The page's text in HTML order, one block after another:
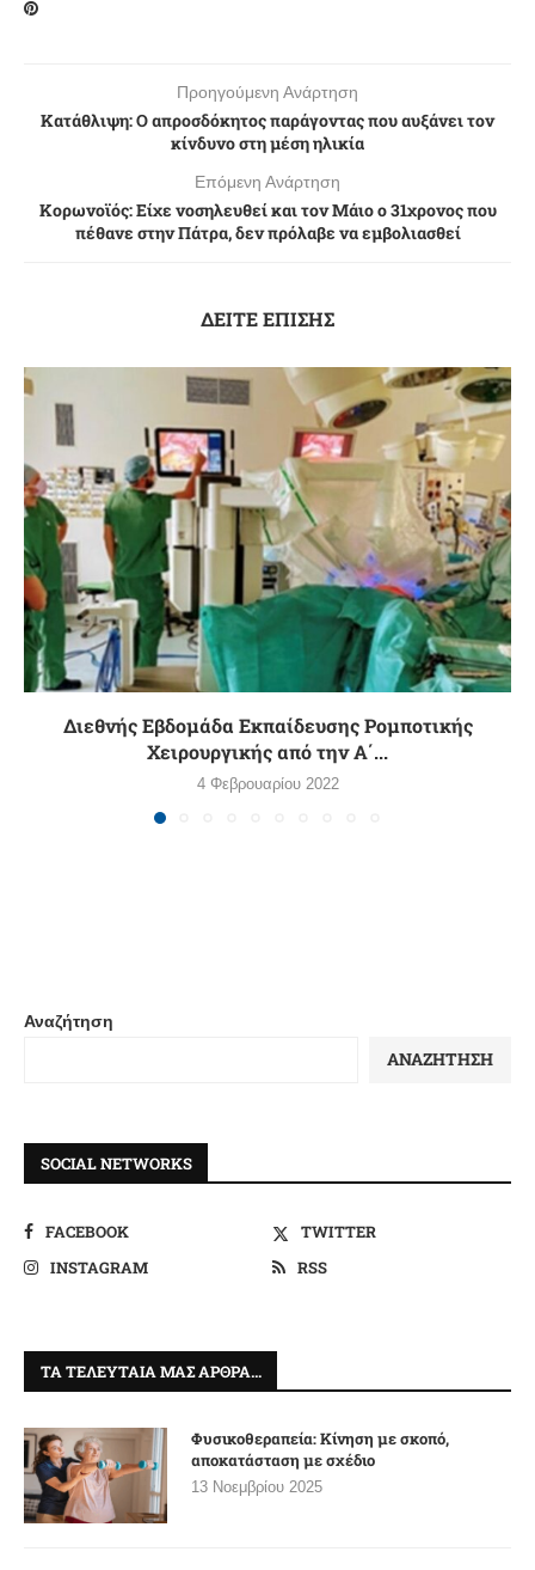
Προηγούμενη Ανάρτηση
Κατάθλιψη: Ο απροσδόκητος παράγοντας που αυξάνει τον
κίνδυνο στη μέση ηλικία
Επόμενη Ανάρτηση
Κορωνοϊός: Είχε νοσηλευθεί και τον Μάιο ο 31χρονος που
πέθανε στην Πάτρα, δεν πρόλαβε να εμβολιασθεί
ΔΕΙΤΕ ΕΠΙΣΗΣ
Διεθνής Εβδομάδα Εκπαίδευσης Ρομποτικής
Χειρουργικής από την Α΄...
4 Φεβρουαρίου 2022
Αναζήτηση
ΑΝΑΖΉΤΗΣΗ
SOCIAL NETWORKS
FACEBOOK
TWITTER
INSTAGRAM
RSS
ΤΑ ΤΕΛΕΥΤΑΊΑ ΜΑΣ ΆΡΘΡΑ…
Φυσικοθεραπεία: Κίνηση με σκοπό,
αποκατάσταση με σχέδιο
13 Νοεμβρίου 2025